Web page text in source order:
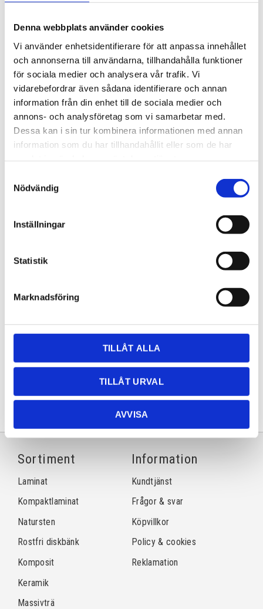
Denna webbplats använder cookies
Vi använder enhetsidentifierare för att anpassa innehållet
och annonserna till användarna, tillhandahålla funktioner
för sociala medier och analysera vår trafik. Vi
vidarebefordrar även sådana identifierare och annan
information från din enhet till de sociala medier och
annons- och analysföretag som vi samarbetar med.
Dessa kan i sin tur kombinera informationen med annan
information som du har tillhandahållit eller som de har
Nödvändig
Inställningar
Statistik
Marknadsföring
TILLÅT ALLA
TILLÅT URVAL
AVVISA
Lagerstatus
Lagervara
royal2
Dela med dig
Facebook
Sortiment
Laminat
Kompaktlaminat
Natursten
Rostfri diskbänk
Komposit
Keramik
Massivträ
Information
Kundtjänst
Frågor & svar
Köpvillkor
Policy & cookies
Reklamation